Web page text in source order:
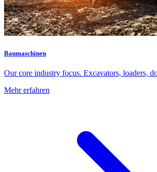
Baumaschinen
Our core industry focus. Excavators, loaders,
Mehr erfahren